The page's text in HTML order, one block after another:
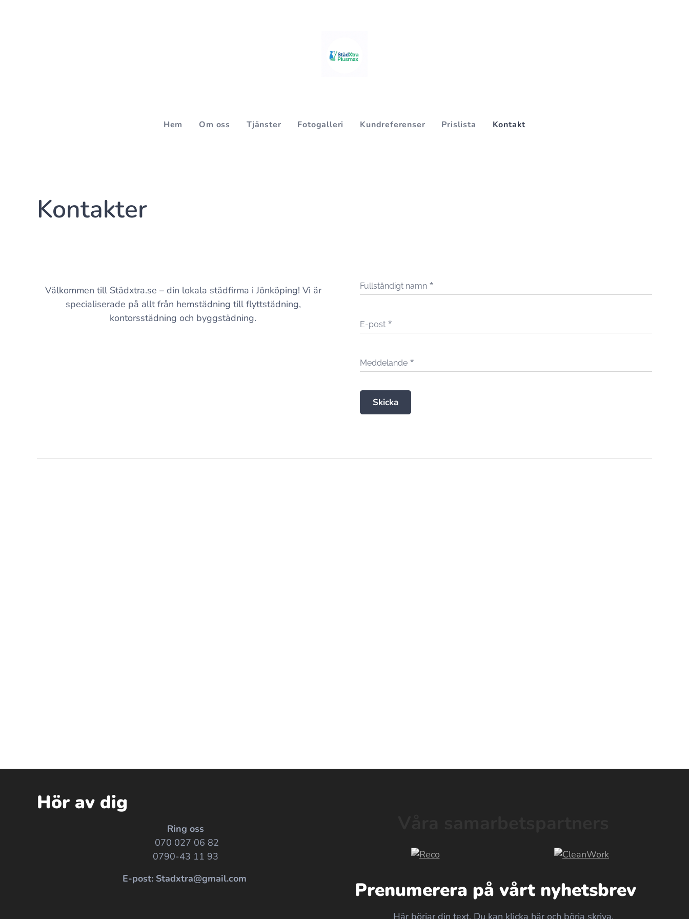
Hem Om oss Tjänster Fotogalleri Kundreferenser Prislista Kontakt
Kontakter
Välkommen till Städxtra.se – din lokala städfirma i Jönköping! Vi är
specialiserade på allt från hemstädning till flyttstädning,
kontorsstädning och byggstädning.
Fullständigt namn
E-post
Meddelande
Skicka
Hör av dig
Ring oss
070 027 06 82
0790-43 11 93
E-post: Stadxtra@gmail.com
Prenumerera på vårt nyhetsbrev
Här börjar din text. Du kan klicka här och börja skriva.